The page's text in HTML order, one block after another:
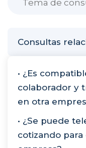
Consultas
• ¿Es
colaborador y
en otra
• ¿Se puede
cotizando